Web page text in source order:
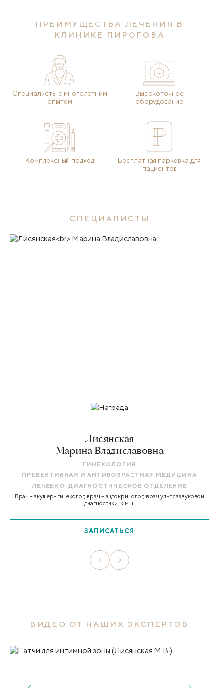
ПРЕИМУЩЕСТВА ЛЕЧЕНИЯ В
КЛИНИКЕ ПИРОГОВА
Специалисты с многолетним
опытом
Высокоточное
оборудование
Комплексный подход
Бесплатная парковка для
пациентов
СПЕЦИАЛИСТЫ
Лисянская
Марина Владиславовна
ГИНЕКОЛОГИЯ
ПРЕВЕНТИВНАЯ И АНТИВОЗРАСТНАЯ МЕДИЦИНА
ЛЕЧЕБНО-ДИАГНОСТИЧЕСКОЕ ОТДЕЛЕНИЕ
Врач – акушер- гинеколог, врач – эндокринолог, врач ультразвуковой
диагностики, к.м.н.
ЗАПИСАТЬСЯ
ВИДЕО ОТ НАШИХ ЭКСПЕРТОВ